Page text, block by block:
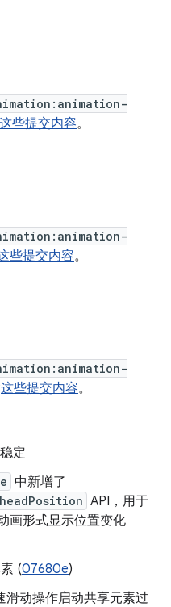
这些提交内容。
些提交内容。
这些提交内容。
定
中新增了
API，用于
画形式显示位置变化
(07680e)
滑动操作启动共享元素过